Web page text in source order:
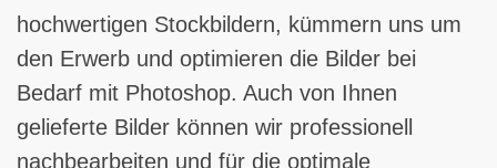
hochwertigen Stockbildern, kümmern uns um
den Erwerb und optimieren die Bilder bei
Bedarf mit Photoshop. Auch von Ihnen
gelieferte Bilder können wir professionell
nachbearbeiten und für die optimale